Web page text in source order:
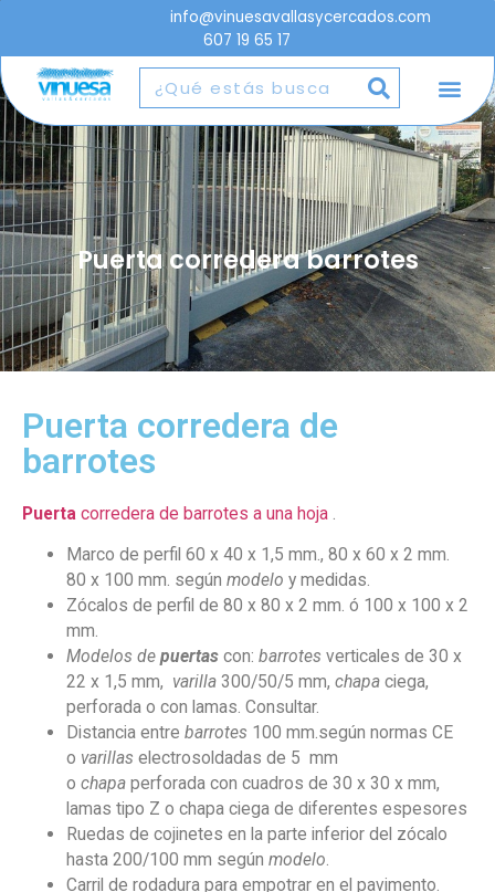
info@vinuesavallasycercados.com
607 19 65 17
Puerta corredera barrotes
Puerta corredera de
barrotes
Puerta corredera de barrotes a una hoja .
Marco de perfil 60 x 40 x 1,5 mm., 80 x 60 x 2 mm.
80 x 100 mm. según modelo y medidas.
Zócalos de perfil de 80 x 80 x 2 mm. ó 100 x 100 x 2
mm.
Modelos de puertas con: barrotes verticales de 30 x
22 x 1,5 mm, varilla 300/50/5 mm, chapa ciega,
perforada o con lamas. Consultar.
Distancia entre barrotes 100 mm.según normas CE
o varillas electrosoldadas de 5 mm
o chapa perforada con cuadros de 30 x 30 x mm,
lamas tipo Z o chapa ciega de diferentes espesores
Ruedas de cojinetes en la parte inferior del zócalo
hasta 200/100 mm según modelo.
Carril de rodadura para empotrar en el pavimento.